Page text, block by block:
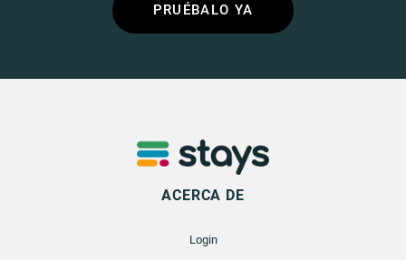
PRUÉBALO YA
ACERCA DE
Login